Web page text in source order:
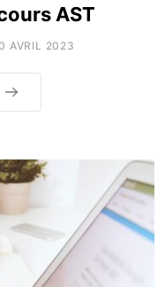
AST
AVRIL 2023